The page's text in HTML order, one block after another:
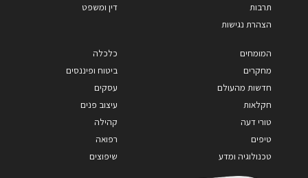
תרבות
הצהרת נגישות
דין ומשפט
המומחים
מחקרים
חדשות מהעולם
חקלאות
טורי דעה
טיפים
טכנולוגיה ומדע
כלכלה
ביטוח ופיננסים
עסקים
עיצוב פנים
קהילה
רפואה
שיפוצים